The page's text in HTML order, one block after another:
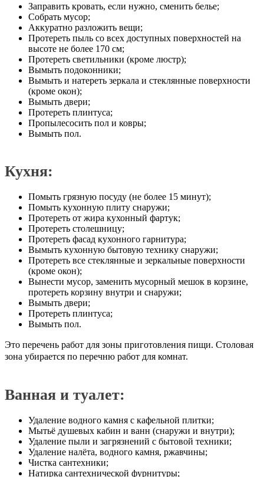
Заправить кровать, если нужно, сменить белье;
Собрать мусор;
Аккуратно разложить вещи;
Протереть пыль со всех доступных поверхностей на
высоте не более 170 см;
Протереть светильники (кроме люстр);
Вымыть подоконники;
Вымыть и натереть зеркала и стеклянные поверхности
(кроме окон);
Вымыть двери;
Протереть плинтуса;
Пропылесосить пол и ковры;
Вымыть пол.
Кухня:
Помыть грязную посуду (не более 15 минут);
Помыть кухонную плиту снаружи;
Протереть от жира кухонный фартук;
Протереть столешницу;
Протереть фасад кухонного гарнитура;
Вымыть кухонную бытовую технику снаружи;
Протереть все стеклянные и зеркальные поверхности
(кроме окон);
Вынести мусор, заменить мусорный мешок в корзине,
протереть корзину внутри и снаружи;
Вымыть двери;
Протереть плинтуса;
Вымыть пол.
Это перечень работ для зоны приготовления пищи. Столовая
зона убирается по перечню работ для комнат.
Ванная и туалет:
Удаление водного камня с кафельной плитки;
Мытьё душевых кабин и ванн (снаружи и внутри);
Удаление пыли и загрязнений с бытовой техники;
Удаление налёта, водного камня, ржавчины;
Чистка сантехники;
Натирка сантехнической фурнитуры;